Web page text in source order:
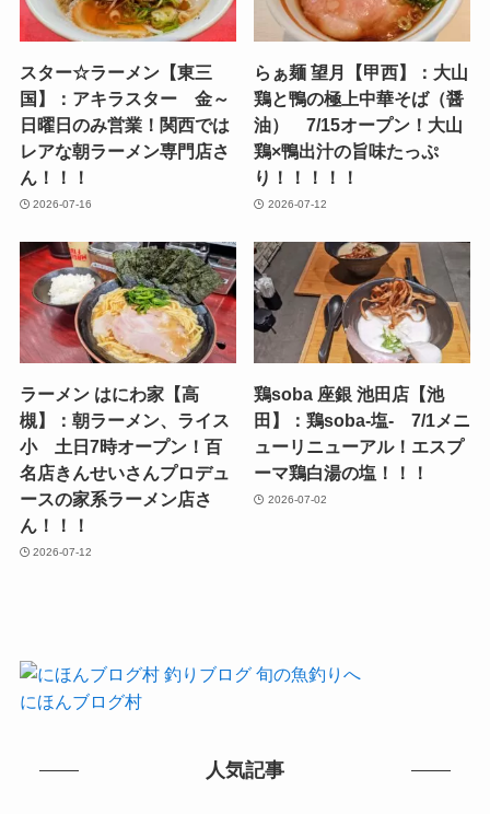
スター☆ラーメン【東三
国】：アキラスター 金～
日曜日のみ営業！関西では
レアな朝ラーメン専門店さ
ん！！！
2026-07-16
らぁ麺 望月【甲西】：大山
鶏と鴨の極上中華そば（醤
油） 7/15オープン！大山
鶏×鴨出汁の旨味たっぷ
り！！！！！
2026-07-12
ラーメン はにわ家【高
槻】：朝ラーメン、ライス
小 土日7時オープン！百
名店きんせいさんプロデュ
ースの家系ラーメン店さ
ん！！！
2026-07-12
鶏soba 座銀 池田店【池
田】：鶏soba-塩- 7/1メニ
ューリニューアル！エスプ
ーマ鶏白湯の塩！！！
2026-07-02
にほんブログ村
人気記事